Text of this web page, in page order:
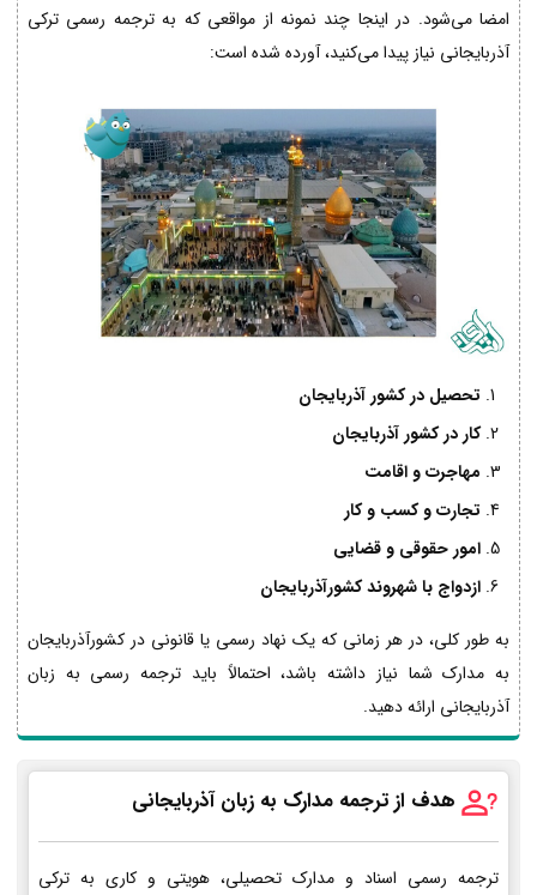
امضا می‌شود. در اینجا چند نمونه از مواقعی که به ترجمه رسمی ترکی
آذربایجانی نیاز پیدا می‌کنید، آورده شده است:
تحصیل در کشور آذربایجان
کار در کشور آذربایجان
مهاجرت و اقامت
تجارت و کسب و کار
امور حقوقی و قضایی
ازدواج با شهروند کشورآذربایجان
به طور کلی، در هر زمانی که یک نهاد رسمی یا قانونی در کشورآذربایجان
به مدارک شما نیاز داشته باشد، احتمالاً باید ترجمه رسمی به زبان
آذربایجانی ارائه دهید.
هدف از ترجمه مدارک به زبان آذربایجانی
ترجمه رسمی اسناد و مدارک تحصیلی، هویتی و کاری به ترکی